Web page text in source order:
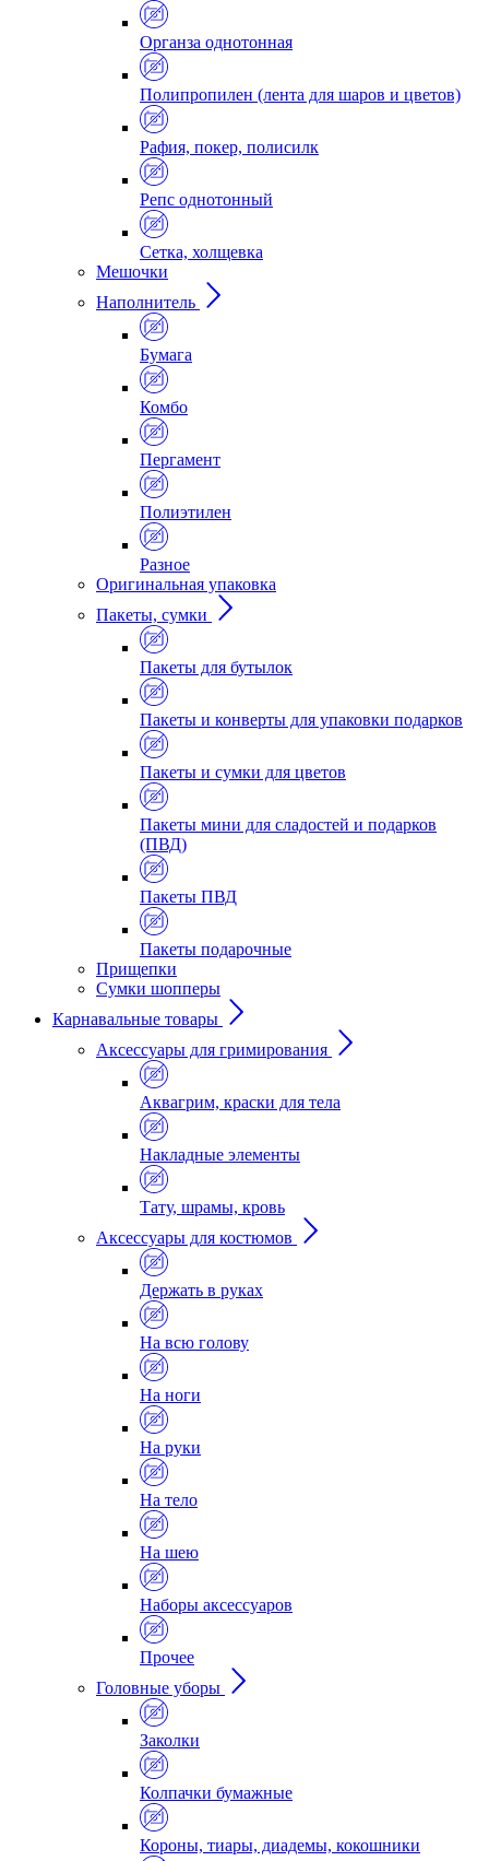
Органза однотонная
Полипропилен (лента для шаров и цветов)
Рафия, покер, полисилк
Репс однотонный
Сетка, холщевка
Мешочки
Наполнитель
Бумага
Комбо
Пергамент
Полиэтилен
Разное
Оригинальная упаковка
Пакеты, сумки
Пакеты для бутылок
Пакеты и конверты для упаковки подарков
Пакеты и сумки для цветов
Пакеты мини для сладостей и подарков
(ПВД)
Пакеты ПВД
Пакеты подарочные
Прищепки
Сумки шопперы
Карнавальные товары
Аксессуары для гримирования
Аквагрим, краски для тела
Накладные элементы
Тату, шрамы, кровь
Аксессуары для костюмов
Держать в руках
На всю голову
На ноги
На руки
На тело
На шею
Наборы аксессуаров
Прочее
Головные уборы
Заколки
Колпачки бумажные
Короны, тиары, диадемы, кокошники